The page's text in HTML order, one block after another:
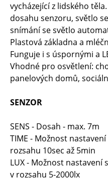
vycházející z lidského
dosahu senzoru, světlo
snímání se světlo
Plastová základna a
Funguje i s úspornými a
Vhodné pro osvětlení:
panelových domů,
SENZOR
SENS - Dosah - max. 7m
TIME - Možnost
rozsahu 10sec až 5min
LUX - Možnost
v rozsahu 5-2000lx